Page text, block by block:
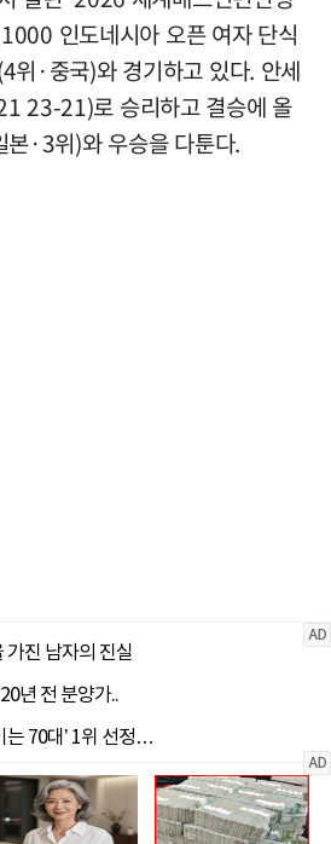
인도네시아 오픈 여자 단식
위·중국)와 경기하고 있다. 안세
23-21)로 승리하고 결승에 올
본·3위)와 우승을 다툰다.